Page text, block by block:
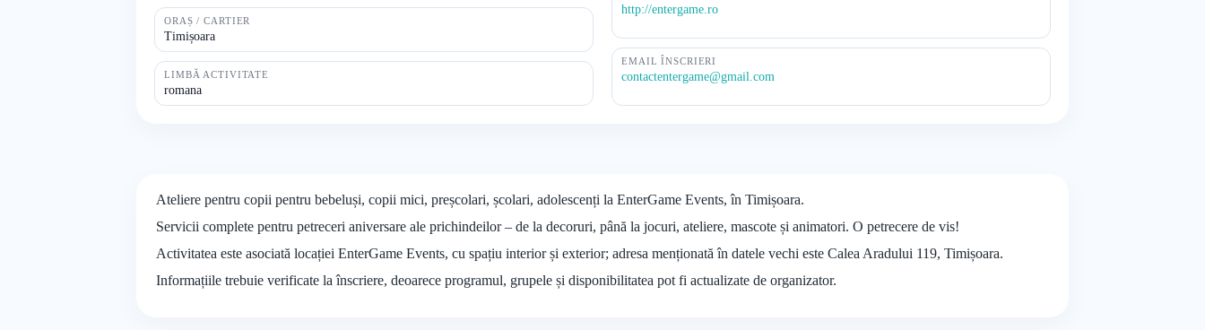
ORAȘ / CARTIER
Timișoara
LIMBĂ ACTIVITATE
romana
http://entergame.ro
EMAIL ÎNSCRIERI
contactentergame@gmail.com
Ateliere pentru copii pentru bebeluși, copii mici, preșcolari, școlari, adolescenți la EnterGame Events, în Timișoara.
Servicii complete pentru petreceri aniversare ale prichindeilor – de la decoruri, până la jocuri, ateliere, mascote și animatori. O petrecere de vis!
Activitatea este asociată locației EnterGame Events, cu spațiu interior și exterior; adresa menționată în datele vechi este Calea Aradului 119, Timișoara.
Informațiile trebuie verificate la înscriere, deoarece programul, grupele și disponibilitatea pot fi actualizate de organizator.